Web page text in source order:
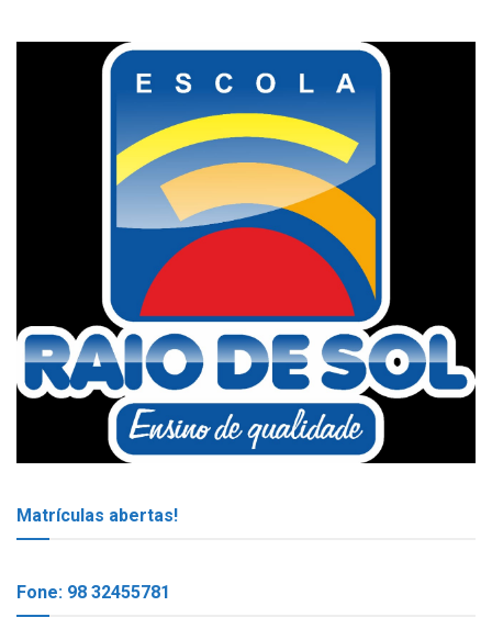
Matrículas abertas!
Fone: 98 32455781